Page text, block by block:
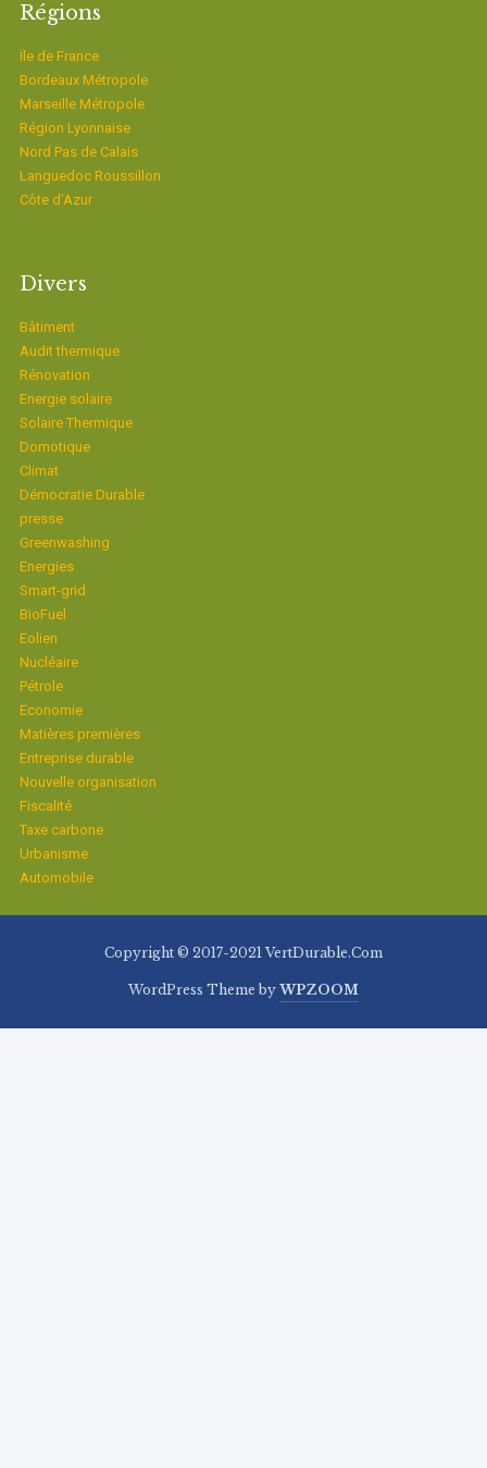
Régions
Ïle de France
Bordeaux Métropole
Marseille Métropole
Région Lyonnaise
Nord Pas de Calais
Languedoc Roussillon
Côte d’Azur
Divers
Bâtiment
Audit thermique
Rénovation
Energie solaire
Solaire Thermique
Domotique
Climat
Démocratie Durable
presse
Greenwashing
Energies
Smart-grid
BioFuel
Eolien
Nucléaire
Pétrole
Economie
Matières premières
Entreprise durable
Nouvelle organisation
Fiscalité
Taxe carbone
Urbanisme
Automobile
Copyright © 2017-2021 VertDurable.Com
WordPress Theme by WPZOOM